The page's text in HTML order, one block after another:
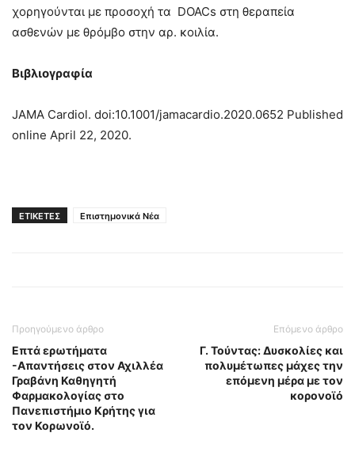
χορηγούνται με προσοχή τα DOACs στη θεραπεία
ασθενών με θρόμβο στην αρ. κοιλία.
Βιβλιογραφία
JAMA Cardiol. doi:10.1001/jamacardio.2020.0652 Published
online April 22, 2020.
ΕΤΙΚΕΤΕΣ Επιστημονικά Νέα
Προηγούμενο άρθρο
Επτά ερωτήματα
-Απαντήσεις στον Αχιλλέα
Γραβάνη Καθηγητή
Φαρμακολογίας στο
Πανεπιστήμιο Κρήτης για
τον Κορωνοϊό.
Επόμενο άρθρο
Γ. Τούντας: Δυσκολίες και
πολυμέτωπες μάχες την
επόμενη μέρα με τον
κορονοϊό